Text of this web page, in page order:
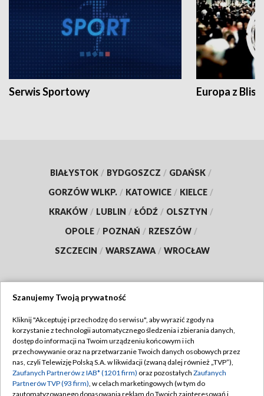
Serwis Sportowy Europa z
BIAŁYSTOK / BYDGOSZCZ / GDAŃSK /
GORZÓW WLKP. / KATOWICE / KIELCE /
KRAKÓW / LUBLIN / ŁÓDŹ / OLSZTYN /
OPOLE / POZNAŃ / RZESZÓW /
SZCZECIN / WARSZAWA / WROCŁAW
TVP
Abonament TVP
Emisja w TVP
Centrum informacji TVP
Regulamin TVP
Polityka prywatności
Moje zgody
Szanujemy Twoją prywatność
Kliknij "Akceptuję i przechodzę do serwisu", aby wyrazić zgody na
korzystanie z technologii automatycznego śledzenia i zbierania danych,
dostęp do informacji na Twoim urządzeniu końcowym i ich
przechowywanie oraz na przetwarzanie Twoich danych osobowych przez
nas, czyli Telewizję Polską S.A. w likwidacji (zwaną dalej również „TVP”),
Zaufanych Partnerów z IAB* (1201 firm) oraz pozostałych Zaufanych
Partnerów TVP (93 firm), w celach marketingowych (w tym do
zautomatyzowanego dopasowania reklam do Twoich zainteresowań i